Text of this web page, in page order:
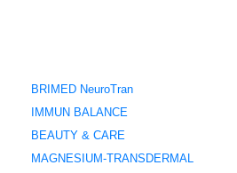
BRIMED NeuroTran
IMMUN BALANCE
BEAUTY & CARE
MAGNESIUM-TRANSDERMAL